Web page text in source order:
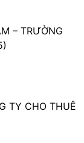
– TRƯỜNG
TY CHO THUÊ